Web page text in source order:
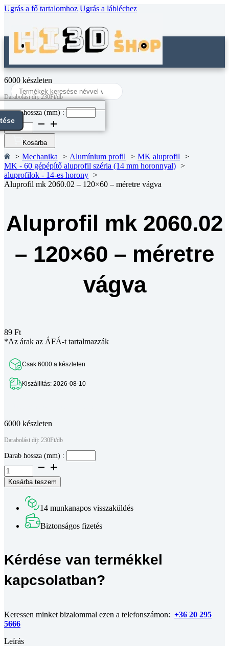
Ugrás a fő tartalomhoz Ugrás a lábléchez
Search
...
6000 készleten
Darabolási díj: 230Ft/db
Darab hossza (mm) :
Aluprofil
mk
2060.02
-
120x60
-
méretre
vágva
Kosárba
Mechanika Alumínium profil
MK aluprofil
MK - 60 gépépítő aluprofil széria (14 mm horonnyal)
aluprofilok - 14-es horony
Aluprofil mk 2060.02 – 120×60 – méretre vágva
Aluprofil mk 2060.02
– 120×60 – méretre
vágva
89 Ft
*Az árak az ÁFÁ-t tartalmazzák
Csak 6000 a készleten
Kiszállitás: 2026-08-10
6000 készleten
Darabolási díj: 230Ft/db
Darab hossza (mm) :
Aluprofil
mk
2060.02
120x60
méretre
vágva
Kosárba teszem
14 munkanapos visszaküldés
Biztonságos fizetés
Kérdése van termékkel
kapcsolatban?
Keressen minket bizalommal ezen a telefonszámon: +36 20 295
5666
Leírás